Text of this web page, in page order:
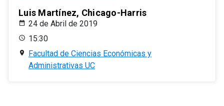
Luis Martínez, Chicago-Harris
24 de Abril de 2019
15:30
Facultad de Ciencias Económicas y
Administrativas UC